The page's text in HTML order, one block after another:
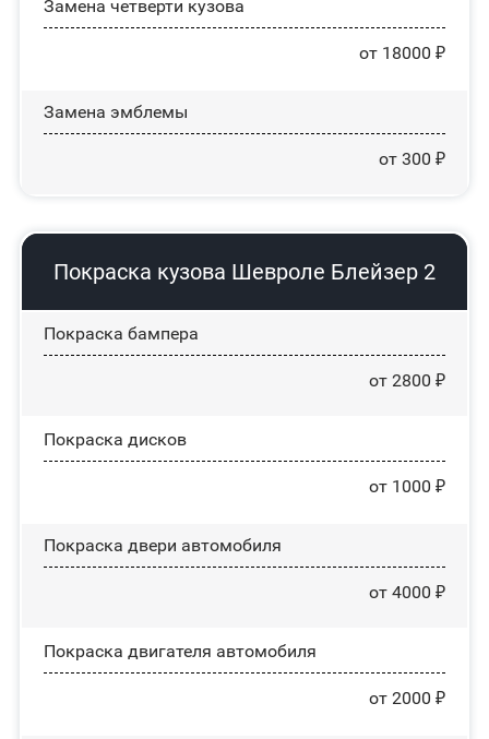
Замена четверти кузова
от 18000 ₽
Замена эмблемы
от 300 ₽
Покраска кузова Шевроле Блейзер 2
Покраска бампера
от 2800 ₽
Покраска дисков
от 1000 ₽
Покраска двери автомобиля
от 4000 ₽
Покраска двигателя автомобиля
от 2000 ₽